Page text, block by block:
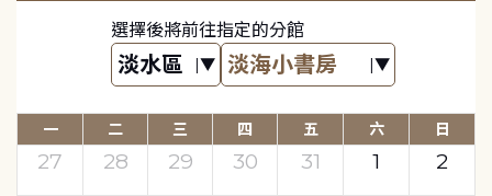
選擇後將前往指定的分館
一 二 三 四 五 六 日
27 28 29 30 31 1
2